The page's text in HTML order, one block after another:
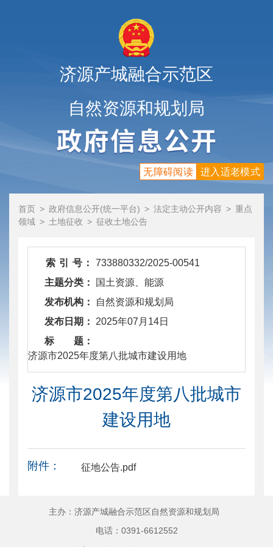
济源产城融合示范区
自然资源和规划局
进入适老模式
无障碍阅读
首页 > 政府信息公开(统一平台) > 法定主动公开内容 > 重点
领域 > 土地征收 > 征收土地公告
索 引 号：
733880332/2025-00541
主题分类：
国土资源、能源
发布机构：
自然资源和规划局
发布日期：
2025年07月14日
标 题：
​ 济源市2025年度第八批城市建设用地
济源市2025年度第八批城市
建设用地
附件： 征地公告.pdf
主办：济源产城融合示范区自然资源和规划局
电话：0391-6612552